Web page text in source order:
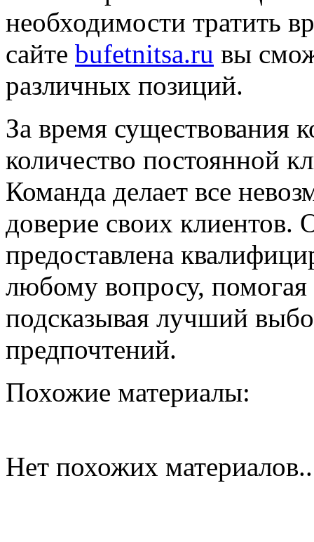
необходимости тратить
сайте bufetnitsa.ru вы
различных позиций.
За время существования
количество постоянной
Команда делает все
доверие своих
предоставлена
любому вопросу,
подсказывая лучший
предпочтений.
Похожие материалы:
Нет похожих